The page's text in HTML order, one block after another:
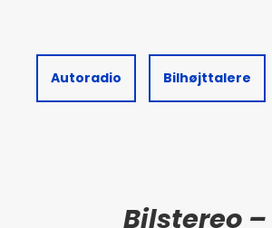
Autoradio Bilhøjttalere
Bilstereo –